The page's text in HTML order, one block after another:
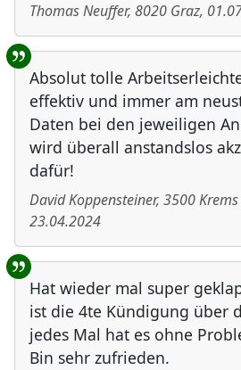
Thomas Neuffer, 8020 Graz,
Absolut tolle
effektiv und immer am
Daten bei den jeweiligen
wird überall anstandslos
dafür!
David Koppensteiner, 3500
23.04.2024
Hat wieder mal super
ist die 4te Kündigung über
jedes Mal hat es ohne
Bin sehr zufrieden.